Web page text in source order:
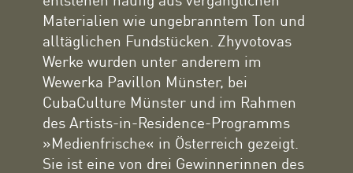
Materialien wie ungebranntem Ton und
alltäglichen Fundstücken. Zhyvotovas
Werke wurden unter anderem im
Wewerka Pavillon Münster, bei
CubaCulture Münster und im Rahmen
des Artists-in-Residence-Programms
»Medienfrische« in Österreich gezeigt.
Sie ist eine von drei Gewinnerinnen des